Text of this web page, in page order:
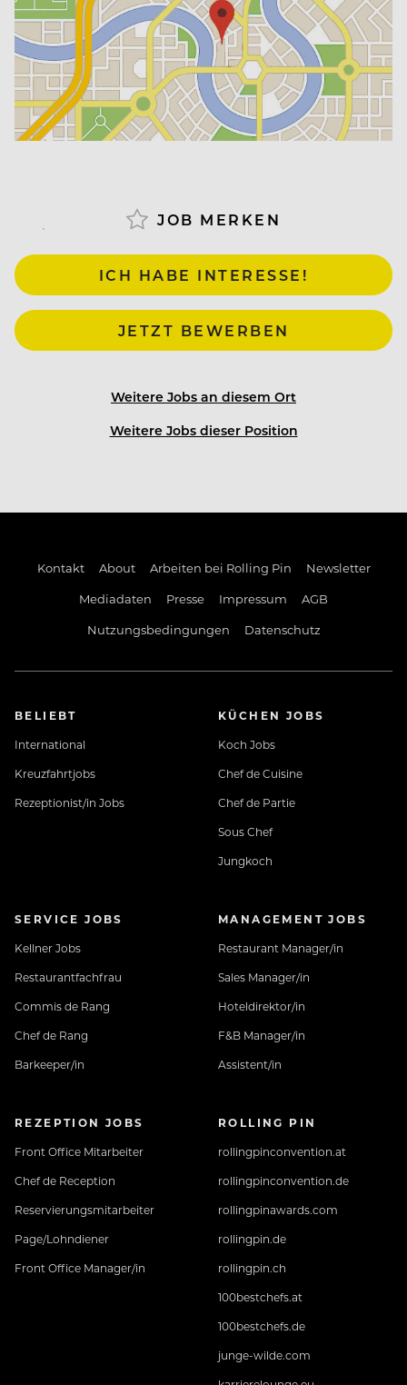
JOB MERKEN
ICH HABE INTERESSE!
JETZT BEWERBEN
Weitere Jobs an diesem Ort
Weitere Jobs dieser Position
Kontakt About Arbeiten bei Rolling Pin
Newsletter
Mediadaten
Presse Impressum
AGB
Nutzungsbedingungen
Datenschutz
BELIEBT
International
Kreuzfahrtjobs
Rezeptionist/in Jobs
KÜCHEN JOBS
Koch Jobs
Chef de Cuisine
Chef de Partie
Sous Chef
Jungkoch
SERVICE JOBS
Kellner Jobs
Restaurantfachfrau
Commis de Rang
Chef de Rang
Barkeeper/in
MANAGEMENT JOBS
Restaurant Manager/in
Sales Manager/in
Hoteldirektor/in
F&B Manager/in
Assistent/in
REZEPTION JOBS
Front Office Mitarbeiter
Chef de Reception
Reservierungsmitarbeiter
Page/Lohndiener
Front Office Manager/in
ROLLING PIN
rollingpinconvention.at
rollingpinconvention.de
rollingpinawards.com
rollingpin.de
rollingpin.ch
100bestchefs.at
100bestchefs.de
junge-wilde.com